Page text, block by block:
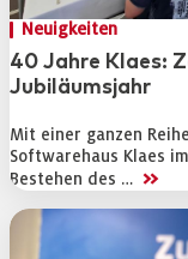
Neuigkeiten
40 Jahre Klaes:
Jubiläumsjahr
Mit einer ganzen
Softwarehaus Klaes
Bestehen des … >>